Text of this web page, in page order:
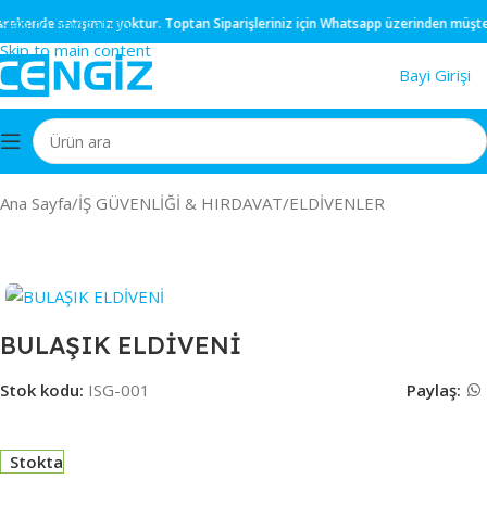
Skip to navigation
Skip to main content
satışımız yoktur.ToptanSiparişleriniz içinWhatsappüzerinden
Bayi Girişi
Ana Sayfa/İŞ GÜVENLİĞİ & HIRDAVAT/ELDİVENLER
BULAŞIK ELDİVENİ
Stok kodu: ISG-001 Paylaş:
Stokta